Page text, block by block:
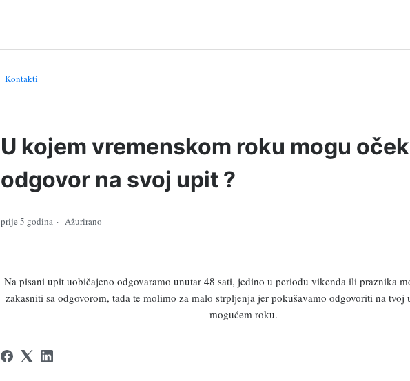
Kontakti
U kojem vremenskom roku mogu
odgovor na svoj upit ?
prije 5 godina Ažurirano
Na pisani upit uobičajeno odgovaramo unutar 48 sati, jedino u periodu vikenda ili praznika
zakasniti sa odgovorom, tada te molimo za malo strpljenja jer pokušavamo odgovoriti na tvoj
mogućem roku.